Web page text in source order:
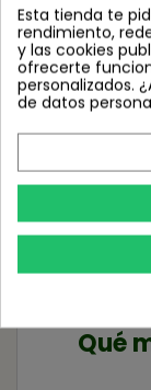
parasitoides
Aphidius
especialmente
larvas se
presas
plagas al
Qué
Esta tienda te
rendimiento,
y las cookies
ofrecerte
personalizados.
de datos